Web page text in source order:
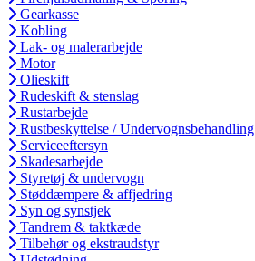
Gearkasse
Kobling
Lak- og malerarbejde
Motor
Olieskift
Rudeskift & stenslag
Rustarbejde
Rustbeskyttelse / Undervognsbehandling
Serviceeftersyn
Skadesarbejde
Styretøj & undervogn
Støddæmpere & affjedring
Syn og synstjek
Tandrem & taktkæde
Tilbehør og ekstraudstyr